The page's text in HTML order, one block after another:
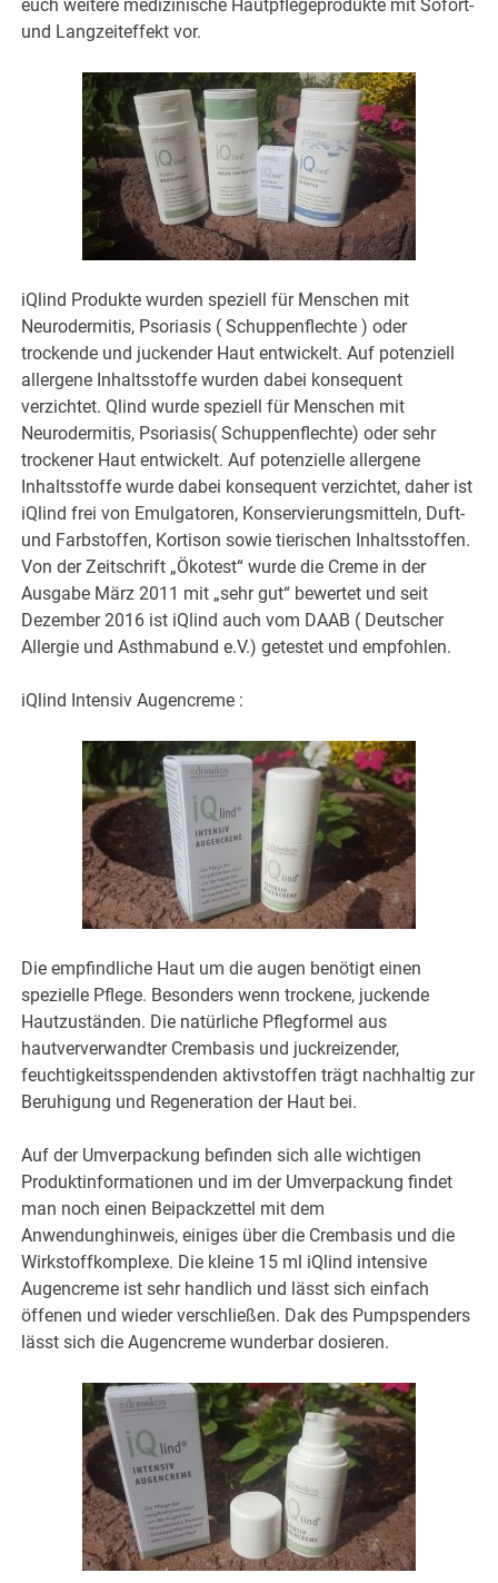
euch weitere medizinische Hautpflegeprodukte mit Sofort-
und Langzeiteffekt vor.
iQlind Produkte wurden speziell für Menschen mit
Neurodermitis, Psoriasis ( Schuppenflechte ) oder
trockende und juckender Haut entwickelt. Auf potenziell
allergene Inhaltsstoffe wurden dabei konsequent
verzichtet. Qlind wurde speziell für Menschen mit
Neurodermitis, Psoriasis( Schuppenflechte) oder sehr
trockener Haut entwickelt. Auf potenzielle allergene
Inhaltsstoffe wurde dabei konsequent verzichtet, daher ist
iQlind frei von Emulgatoren, Konservierungsmitteln, Duft-
und Farbstoffen, Kortison sowie tierischen Inhaltsstoffen.
Von der Zeitschrift „Ökotest“ wurde die Creme in der
Ausgabe März 2011 mit „sehr gut“ bewertet und seit
Dezember 2016 ist iQlind auch vom DAAB ( Deutscher
Allergie und Asthmabund e.V.) getestet und empfohlen.
iQlind Intensiv Augencreme :
Die empfindliche Haut um die augen benötigt einen
spezielle Pflege. Besonders wenn trockene, juckende
Hautzuständen. Die natürliche Pflegformel aus
hautververwandter Crembasis und juckreizender,
feuchtigkeitsspendenden aktivstoffen trägt nachhaltig zur
Beruhigung und Regeneration der Haut bei.
Auf der Umverpackung befinden sich alle wichtigen
Produktinformationen und im der Umverpackung findet
man noch einen Beipackzettel mit dem
Anwendunghinweis, einiges über die Crembasis und die
Wirkstoffkomplexe. Die kleine 15 ml iQlind intensive
Augencreme ist sehr handlich und lässt sich einfach
öffenen und wieder verschließen. Dak des Pumpspenders
lässt sich die Augencreme wunderbar dosieren.